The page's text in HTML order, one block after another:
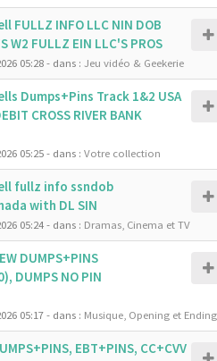
FULLZ INFO LLC NIN DOB
W2 FULLZ EIN LLC'S PROS
05:28- dans : Jeu vidéo & Geekerie
Dumps+Pins Track 1&2 USA
CROSS RIVER BANK
05:25- dans : Votre collection
fullz info ssndob
with DL SIN
05:24- dans : Dramas, Cinema et TV
DUMPS+PINS
DUMPS NO PIN
05:17- dans : Musique, Opening et Ending
EBT+PINS, CC+CVV